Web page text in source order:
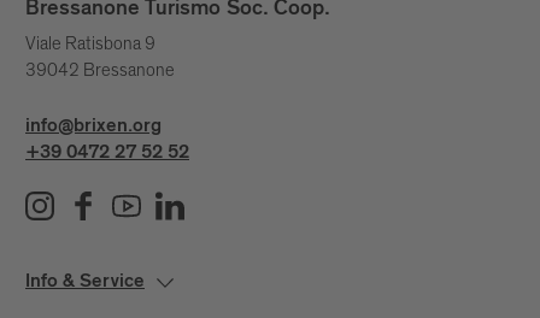
Bressanone Turismo Soc. Coop.
Viale Ratisbona 9
39042 Bressanone
info@brixen.org
+39 0472 27 52 52
Info & Service